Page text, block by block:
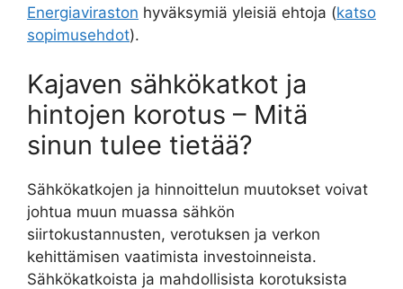
Energiaviraston hyväksymiä yleisiä ehtoja (katso
sopimusehdot).
Kajaven sähkökatkot ja
hintojen korotus – Mitä
sinun tulee tietää?
Sähkökatkojen ja hinnoittelun muutokset voivat
johtua muun muassa sähkön
siirtokustannusten, verotuksen ja verkon
kehittämisen vaatimista investoinneista.
Sähkökatkoista ja mahdollisista korotuksista